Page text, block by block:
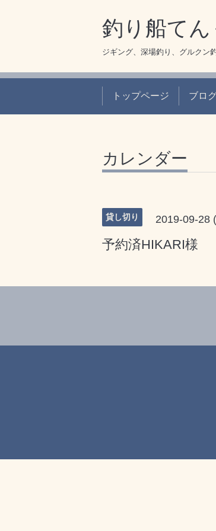
釣り船て
ジギング、深場釣り、グルクン
トップページ ブロ
カレンダー
貸し切り 2019-09-28
予約済HIKARI様